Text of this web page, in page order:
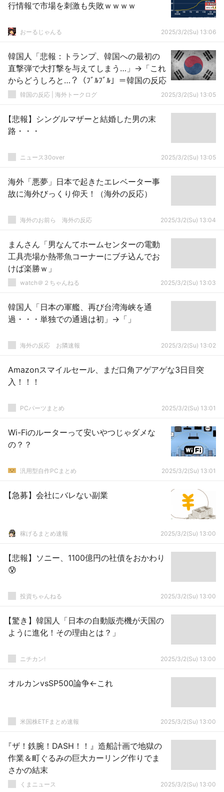
行情報で市場を刺激も失敗ｗｗｗｗ
おーるじゃんる 2025/3/2(Su) 13:06
韓国人「悲報：トランプ、韓国への最初の
直撃弾で大打撃を与えてしまう…」→「これ
からどうしろと…？（ﾌﾞﾙﾌﾞﾙ」＝韓国の反応
韓国の反応 | 海外トークログ 2025/3/2(Su) 13:05
【悲報】シングルマザーと結婚した男の末
路・・・
ニュース30over 2025/3/2(Su) 13:05
海外「悪夢」日本で起きたエレベーター事
故に海外びっくり仰天！（海外の反応）
海外のお前ら 海外の反応 2025/3/2(Su) 13:04
まんさん「男なんてホームセンターの電動
工具売場か熱帯魚コーナーにブチ込んでお
けば楽勝ｗ」
watch＠２ちゃんねる 2025/3/2(Su) 13:03
韓国人「日本の軍艦、再び台湾海峡を通
過・・・単独での通過は初」→「」
海外の反応 お隣速報 2025/3/2(Su) 13:02
Amazonスマイルセール、まだ口角アゲアゲな3日目突
入！！！
PCパーツまとめ 2025/3/2(Su) 13:01
Wi-Fiのルーターって安いやつじゃダメな
の？？
汎用型自作PCまとめ 2025/3/2(Su) 13:01
【急募】会社にバレない副業
稼げるまとめ速報 2025/3/2(Su) 13:00
【悲報】ソニー、1100億円の社債をおかわり
😰
投資ちゃんねる 2025/3/2(Su) 13:00
【驚き】韓国人「日本の自動販売機が天国の
ように進化！その理由とは？」
ニチカン! 2025/3/2(Su) 13:00
オルカンvsSP500論争←これ
米国株ETFまとめ速報 2025/3/2(Su) 13:00
『ザ！鉄腕！DASH！！』造船計画で地獄の
作業＆町ぐるみの巨大カーリング作りでま
さかの結末
くまニュース 2025/3/2(Su) 13:00